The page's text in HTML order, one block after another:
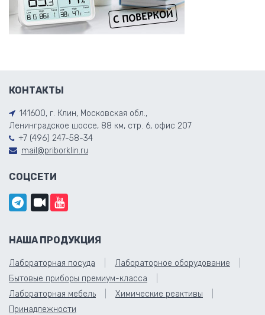
КОНТАКТЫ
141600, г. Клин, Московская обл.,
Ленинградское шоссе, 88 км, стр. 6, офис 207
+7 (496) 247-58-34
mail@priborklin.ru
СОЦСЕТИ
НАША ПРОДУКЦИЯ
Лабораторная посуда
Лабораторное оборудование
Бытовые приборы премиум-класса
Лабораторная мебель
Химические реактивы
Принадлежности